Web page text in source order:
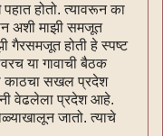
होतो. त्यावरून का
अशी माझी समजूत
गैरसमजूत होती हे स्पष्ट
या गावाची बैठक
काठचा सखल प्रदेश
वेढलेला प्रदेश आहे.
जातो. त्याचे